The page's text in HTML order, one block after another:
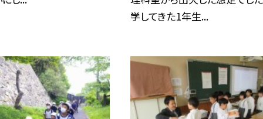
学してきた1年生...